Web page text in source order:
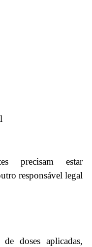
precisam estar
responsável legal
doses aplicadas,